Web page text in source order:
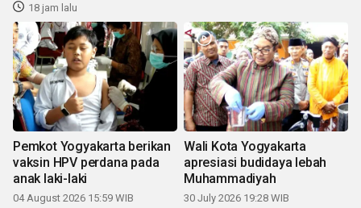
18 jam lalu
Pemkot Yogyakarta berikan
vaksin HPV perdana pada
anak laki-laki
04 August 2026 15:59 WIB
Wali Kota Yogyakarta
apresiasi budidaya lebah
Muhammadiyah
30 July 2026 19:28 WIB